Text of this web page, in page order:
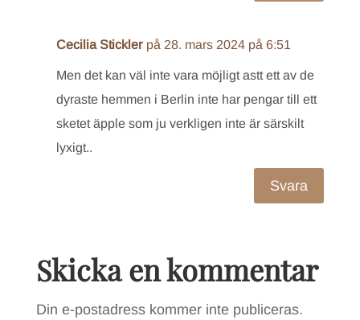
Cecilia Stickler på 28. mars 2024 på 6:51
Men det kan väl inte vara möjligt astt ett av de
dyraste hemmen i Berlin inte har pengar till ett
sketet äpple som ju verkligen inte är särskilt
lyxigt..
Svara
Skicka en kommentar
Din e-postadress kommer inte publiceras.